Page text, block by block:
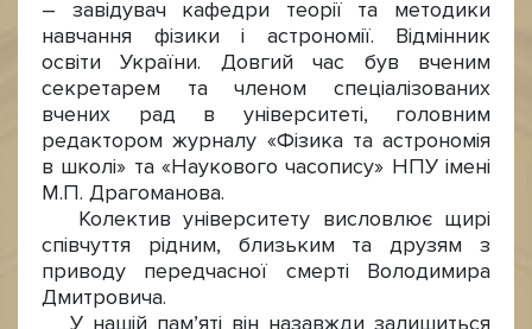
– завідувач кафедри теорії та методики
навчання фізики і астрономії. Відмінник
освіти України. Довгий час був вченим
секретарем та членом спеціалізованих
вчених рад в університеті, головним
редактором журналу «Фізика та астрономія
в школі» та «Наукового часопису» НПУ імені
М.П. Драгоманова.
Колектив університету висловлює щирі
співчуття рідним, близьким та друзям з
приводу передчасної смерті Володимира
Дмитровича.
У нашій пам’яті він назавжди залишиться